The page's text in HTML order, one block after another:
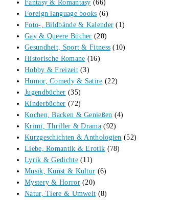
Fantasy & Romantasy (66)
Foreign language books (6)
Foto-, Bildbände & Kalender (1)
Gay & Queere Bücher (20)
Gesundheit, Sport & Fitness (10)
Historische Romane (16)
Hobby & Freizeit (3)
Humor, Comedy & Satire (22)
Jugendbücher (35)
Kinderbücher (72)
Kochen, Backen & Genießen (4)
Krimi, Thriller & Drama (92)
Kurzgeschichten & Anthologien (52)
Liebe, Romantik & Erotik (78)
Lyrik & Gedichte (11)
Musik, Kunst & Kultur (6)
Mystery & Horror (20)
Natur, Tiere & Umwelt (8)